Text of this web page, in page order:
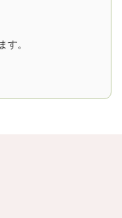
す。